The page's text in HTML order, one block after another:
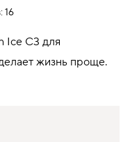
16
Ice C3 для
жизнь проще.